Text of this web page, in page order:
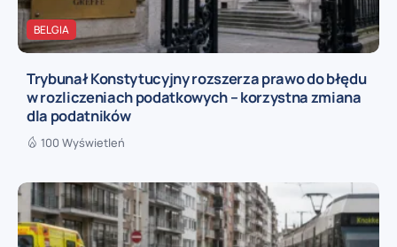
BELGIA
Trybunał Konstytucyjny rozszerza prawo do błędu
w rozliczeniach podatkowych – korzystna zmiana
dla podatników
100 Wyświetleń